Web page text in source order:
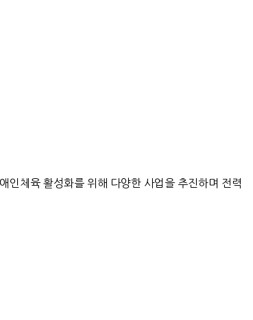
인체육 활성화를 위해 다양한 사업을 추진하며 전력